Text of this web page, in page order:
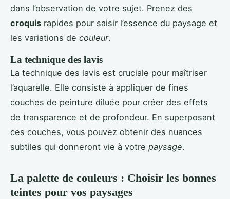
dans l’observation de votre sujet. Prenez des
croquis rapides pour saisir l’essence du paysage et
les variations de couleur.
La technique des lavis
La technique des lavis est cruciale pour maîtriser
l’aquarelle. Elle consiste à appliquer de fines
couches de peinture diluée pour créer des effets
de transparence et de profondeur. En superposant
ces couches, vous pouvez obtenir des nuances
subtiles qui donneront vie à votre paysage.
La palette de couleurs : Choisir les bonnes
teintes pour vos paysages